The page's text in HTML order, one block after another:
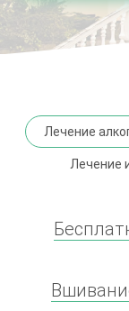
Лечение
Лечение